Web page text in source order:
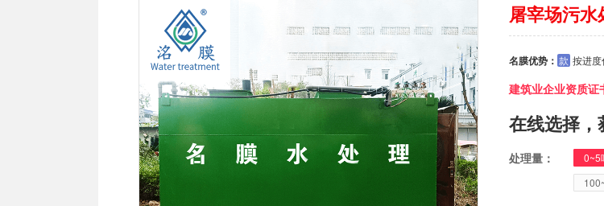
屠宰场污
名膜优势： 款 按进度
建筑业企业资质
在线选择，
处理量： 0~5